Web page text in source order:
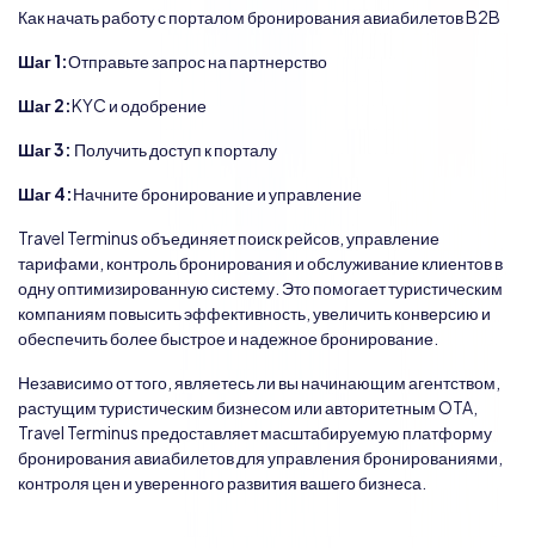
Как начать работу с порталом бронирования авиабилетов B2B
Шаг 1:Отправьте запрос на партнерство
Шаг 2:KYC и одобрение
Шаг 3: Получить доступ к порталу
Шаг 4:Начните бронирование и управление
Travel Terminus объединяет поиск рейсов, управление
тарифами, контроль бронирования и обслуживание клиентов в
одну оптимизированную систему. Это помогает туристическим
компаниям повысить эффективность, увеличить конверсию и
обеспечить более быстрое и надежное бронирование.
Независимо от того, являетесь ли вы начинающим агентством,
растущим туристическим бизнесом или авторитетным OTA,
Travel Terminus предоставляет масштабируемую платформу
бронирования авиабилетов для управления бронированиями,
контроля цен и уверенного развития вашего бизнеса.